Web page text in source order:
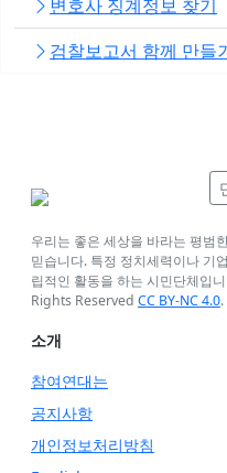
변호사 징계정보 찾기
검찰보고서 함께 만들
우리는 좋은 세상을 바라는 평범
믿습니다. 특정 정치세력이나 기
립적인 활동을 하는 시민단체입
Rights Reserved CC BY-NC 4.0.
소개
참여연대는
공지사항
개인정보처리방침